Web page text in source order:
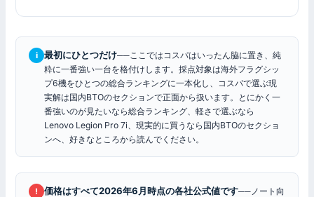
i 最初にひとつだけ──ここではコスパはいったん脇に置き、純
粋に一番強い一台を格付けします。採点対象は海外フラグシッ
プ6機をひとつの総合ランキングに一本化し、コスパで選ぶ現
実解は国内BTOのセクションで正面から扱います。とにかく一
番強いのが見たいなら総合ランキング、軽さで選ぶなら
Lenovo Legion Pro 7i、現実的に買うなら国内BTOのセクショ
ンへ、好きなところから読んでください。
! 価格はすべて2026年6月時点の各社公式値です──ノート向